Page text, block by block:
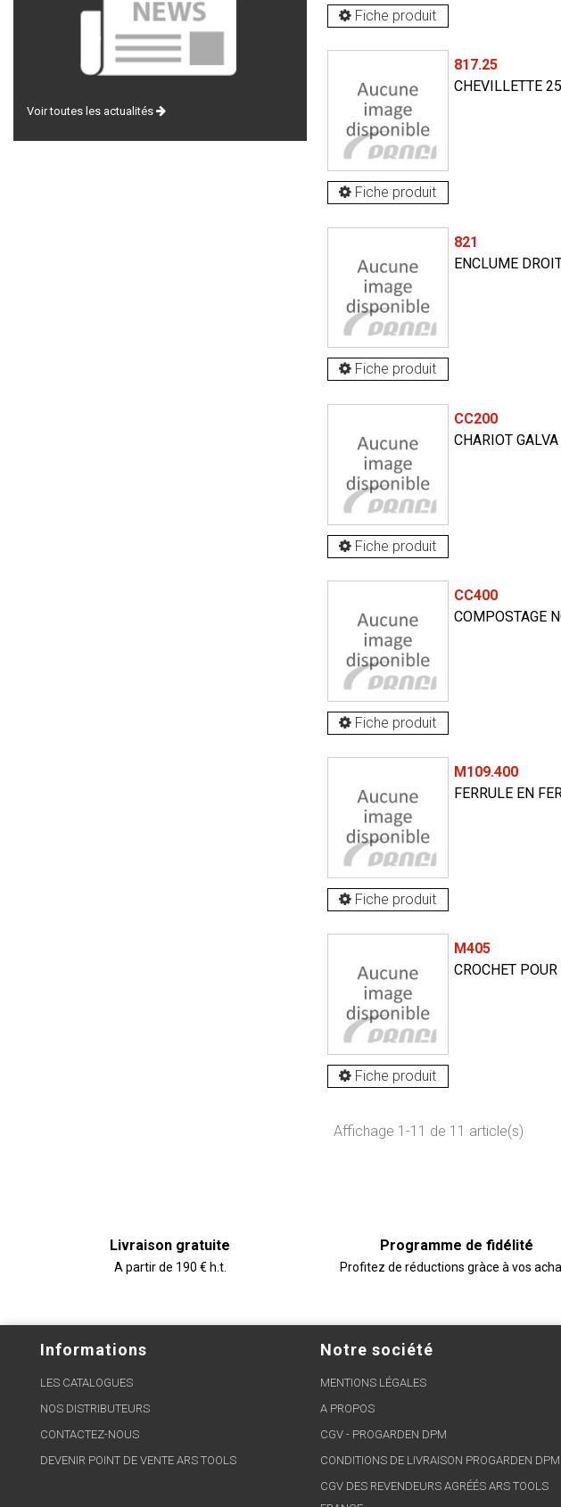
Voir toutes les actualités
Fiche produit
Fiche produit
817.25
CHEVILLETTE
Fiche produit
821
ENCLUME
Fiche produit
CC200
CHARIOT
Fiche produit
CC400
COMPOSTAGE
Fiche produit
M109.400
FERRULE EN
Fiche produit
M405
CROCHET
Affichage 1-11 de 11 article(s)
Livraison gratuite
A partir de 190 € h.t.
Programme de fidélité
Profitez de réductions gràce à vos
Informations
LES CATALOGUES
NOS DISTRIBUTEURS
CONTACTEZ-NOUS
DEVENIR POINT DE VENTE ARS TOOLS
Notre société
MENTIONS LÉGALES
A PROPOS
CGV - PROGARDEN DPM
CONDITIONS DE LIVRAISON PROGARDEN DPM
CGV DES REVENDEURS AGRÉÉS ARS TOOLS